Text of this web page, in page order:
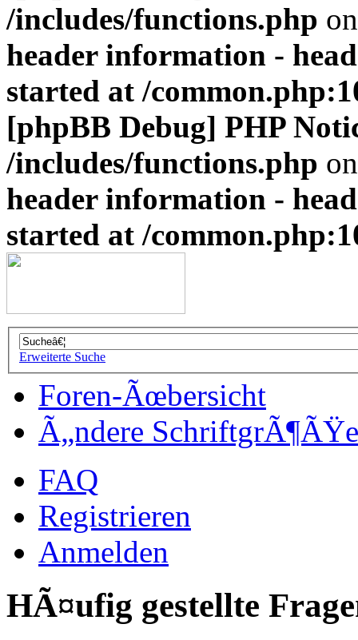
/includes/functions.php
header information -
started at /
[phpBB Debug] PHP
/includes/functions.php
header information -
started at /
Erweiterte Suche
Foren-Ãœbersicht
Ã„ndere SchriftgrÃ¶ÃŸe
FAQ
Registrieren
Anmelden
HÃ¤ufig gestellte